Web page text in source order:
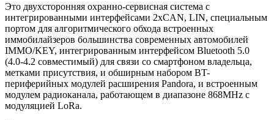
Это двухсторонняя охранно-сервисная система с
интегрированными интерфейсами 2хCAN, LIN, специальным
портом для алгоритмического обхода встроенных
иммобилайзеров большинства современных автомобилей
IMMO/KEY, интегрированным интерфейсом Bluetooth 5.0
(4.0-4.2 совместимый) для связи со смартфоном владельца,
метками присутствия, и обширным набором BT-
периферийных модулей расширения Pandora, и встроенным
модулем радиоканала, работающем в диапазоне 868MHz с
модуляцией LoRa.